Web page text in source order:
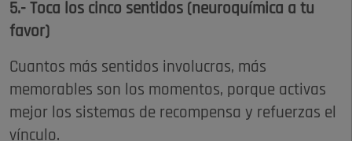
5.- Toca los cinco sentidos (neuroquímica a tu
favor)
Cuantos más sentidos involucras, más
memorables son los momentos, porque activas
mejor los sistemas de recompensa y refuerzas el
vínculo.​